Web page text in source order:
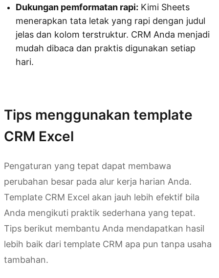
Dukungan pemformatan rapi: Kimi Sheets
menerapkan tata letak yang rapi dengan judul
jelas dan kolom terstruktur. CRM Anda menjadi
mudah dibaca dan praktis digunakan setiap
hari.
Tips menggunakan template
CRM Excel
Pengaturan yang tepat dapat membawa
perubahan besar pada alur kerja harian Anda.
Template CRM Excel akan jauh lebih efektif bila
Anda mengikuti praktik sederhana yang tepat.
Tips berikut membantu Anda mendapatkan hasil
lebih baik dari template CRM apa pun tanpa usaha
tambahan.